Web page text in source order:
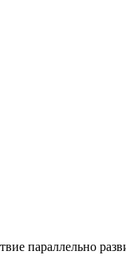
параллельно